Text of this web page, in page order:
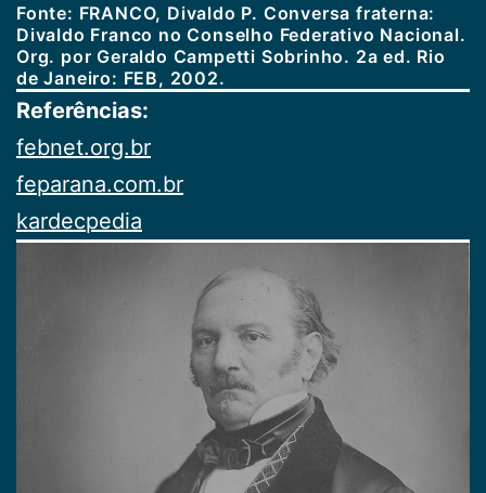
Fonte: FRANCO, Divaldo P. Conversa fraterna:
Divaldo Franco no Conselho Federativo Nacional.
Org. por Geraldo Campetti Sobrinho. 2a ed. Rio
de Janeiro: FEB, 2002.
Referências:
febnet.org.br
feparana.com.br
kardecpedia